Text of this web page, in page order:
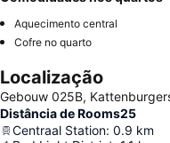
Aquecimento central
Cofre no quarto
Localização
Gebouw 025B,
Distância de Rooms25
Centraal Station: 0.9 km